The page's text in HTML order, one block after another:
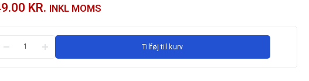
KR. INKL MOMS
Tilføj til kurv